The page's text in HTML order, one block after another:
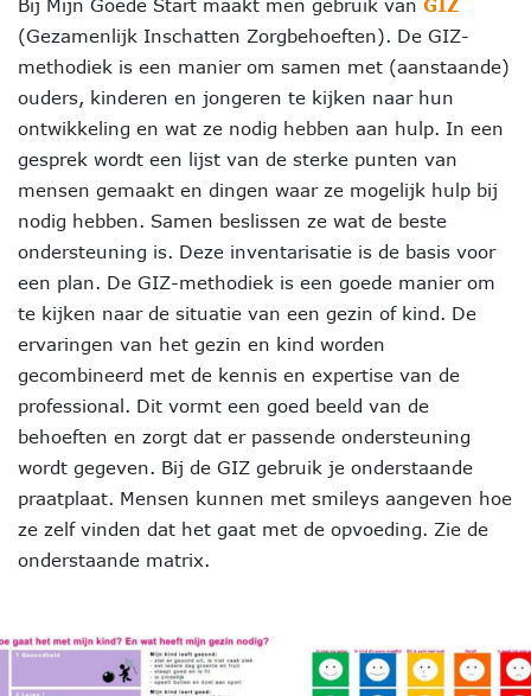
Bij Mijn Goede Start maakt men gebruik van GIZ
(Gezamenlijk Inschatten Zorgbehoeften). De GIZ-
methodiek is een manier om samen met (aanstaande)
ouders, kinderen en jongeren te kijken naar hun
ontwikkeling en wat ze nodig hebben aan hulp. In een
gesprek wordt een lijst van de sterke punten van
mensen gemaakt en dingen waar ze mogelijk hulp bij
nodig hebben. Samen beslissen ze wat de beste
ondersteuning is. Deze inventarisatie is de basis voor
een plan. De GIZ-methodiek is een goede manier om
te kijken naar de situatie van een gezin of kind. De
ervaringen van het gezin en kind worden
gecombineerd met de kennis en expertise van de
professional. Dit vormt een goed beeld van de
behoeften en zorgt dat er passende ondersteuning
wordt gegeven. Bij de GIZ gebruik je onderstaande
praatplaat. Mensen kunnen met smileys aangeven hoe
ze zelf vinden dat het gaat met de opvoeding. Zie de
onderstaande matrix.